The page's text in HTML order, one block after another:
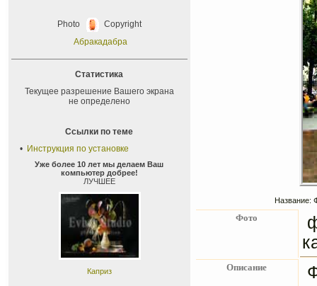
Photo
Copyright
Абракадабра
Статистика
Текущее разрешение Вашего экрана
не определено
Ссылки по теме
• Инструкция по установке
Уже более 10 лет мы делаем Ваш
компьютер добрее!
ЛУЧШЕЕ
Каприз
Название:
Фото
Описание